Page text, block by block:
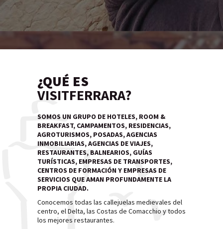
¿QUÉ ES
VISITFERRARA?
SOMOS UN GRUPO DE HOTELES, ROOM &
BREAKFAST, CAMPAMENTOS, RESIDENCIAS,
AGROTURISMOS, POSADAS, AGENCIAS
INMOBILIARIAS, AGENCIAS DE VIAJES,
RESTAURANTES, BALNEARIOS, GUÍAS
TURÍSTICAS, EMPRESAS DE TRANSPORTES,
CENTROS DE FORMACIÓN Y EMPRESAS DE
SERVICIOS QUE AMAN PROFUNDAMENTE LA
PROPIA CIUDAD.
Conocemos todas las callejuelas medievales del
centro, el Delta, las Costas de Comacchio y todos
los mejores restaurantes.